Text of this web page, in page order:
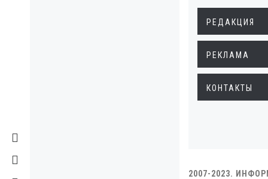
РЕДАКЦИЯ
РЕКЛАМА
КОНТАКТЫ
2007-2023.